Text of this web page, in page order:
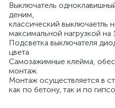
Выключатель
деним,
классический выключаетль
максимальной нагрузкой на
Подсветка выключателя
цвета.
Самозажимные клейма,
монтаж.
Монтаж осуществляется в
как по бетону, так и по